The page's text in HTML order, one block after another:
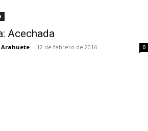
Acechada
Arahuete - 12 de febrero de 2016 0